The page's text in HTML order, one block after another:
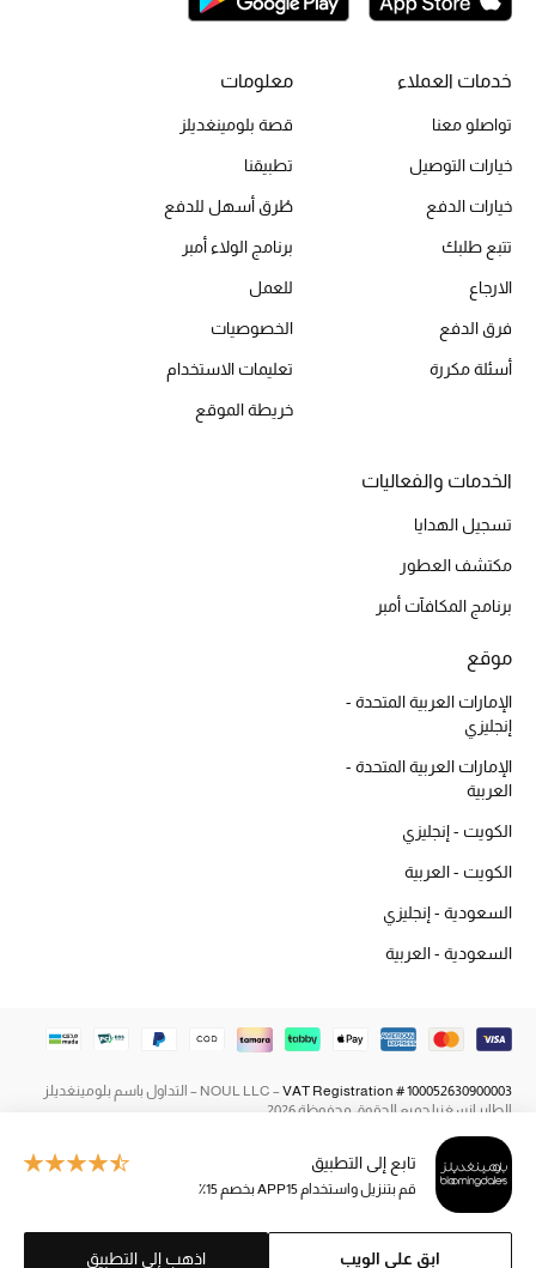
تسوقوا الحقائب
أمنيات تتلألأ مع النجوم
أحذية النسائية
الأحذية الرجالية
أبرز المصممين
تشكيلة الأحذية
أحذية مختارة
تسوقوا الأحذية
جميع مستحضرات الجمال
العطور
مكتشف العطور
المكياج
تابع إلى التطبيق
قم بتنزيل واستخدام APP15 بخصم 15٪
ابق على الويب اذهب إلى التطبيق
خدمات العملاء
تواصلو معنا
خيارات التوصيل
خيارات الدفع
تتبع طلبك
الارجاع
فرق الدفع
أسئلة مكررة
معلومات
قصة بلومينغديلز
تطبيقنا
طُرق أسهل للدفع
برنامج الولاء أمبر
للعمل
الخصوصيات
تعليمات الاستخدام
خريطة الموقع
الخدمات والفعاليات
تسجيل الهدايا
مكتشف العطور
برنامج المكافآت أمبر
موقع
الإمارات العربية المتحدة -
إنجليزي
الإمارات العربية المتحدة -
العربية
الكويت - إنجليزي
الكويت - العربية
السعودية - إنجليزي
السعودية - العربية
NOUL LLC –VAT Registration # 100052630900003
– التداول باسم بلومينغديلز
الطاير إنسغنيا جميع الحقوق محفوظة 2026